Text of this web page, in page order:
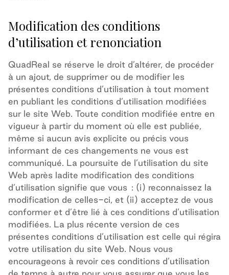
Modification des conditions
d’utilisation et renonciation
QuadReal se réserve le droit d’altérer, de procéder
à un ajout, de supprimer ou de modifier les
présentes conditions d’utilisation à tout moment
en publiant les conditions d’utilisation modifiées
sur le site Web. Toute condition modifiée entre en
vigueur à partir du moment où elle est publiée,
même si aucun avis explicite ou précis vous
informant de ces changements ne vous est
communiqué. La poursuite de l’utilisation du site
Web après ladite modification des conditions
d’utilisation signifie que vous : (i) reconnaissez la
modification de celles-ci, et (ii) acceptez de vous
conformer et d’être lié à ces conditions d’utilisation
modifiées. La plus récente version de ces
présentes conditions d’utilisation est celle qui régira
votre utilisation du site Web. Nous vous
encourageons à revoir ces conditions d’utilisation